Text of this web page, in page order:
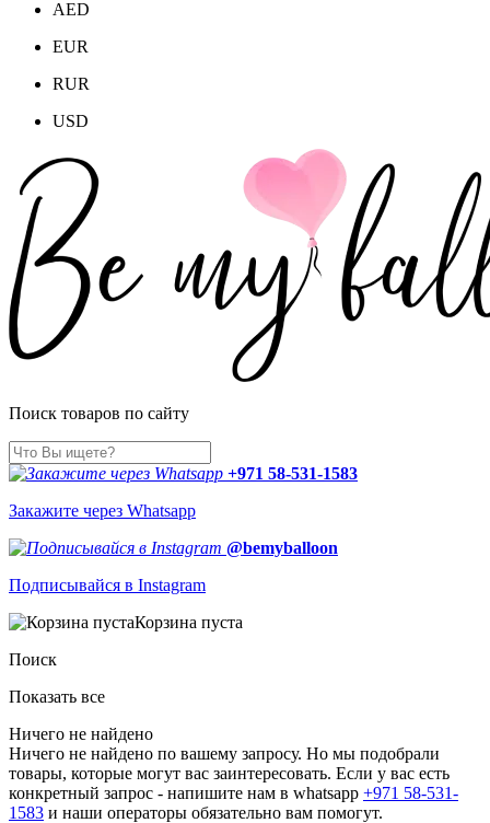
AED
EUR
RUR
USD
Поиск товаров по сайту
+971 58-531-1583
Закажите через Whatsapp
@bemyballoon
Подписывайся в Instagram
Корзина пуста
Поиск
Показать все
Ничего не найдено
Ничего не найдено по вашему запросу. Но мы подобрали
товары, которые могут вас заинтересовать. Если у вас есть
конкретный запрос - напишите нам в whatsapp +971 58-531-
1583 и наши операторы обязательно вам помогут.